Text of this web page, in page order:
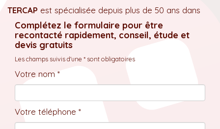
TERCAP est spécialisée depuis plus de 50 ans dans
Complétez le formulaire pour être
recontacté rapidement, conseil, étude et
devis gratuits
Les champs suivis d'une * sont obligatoires
Votre nom *
Votre téléphone *